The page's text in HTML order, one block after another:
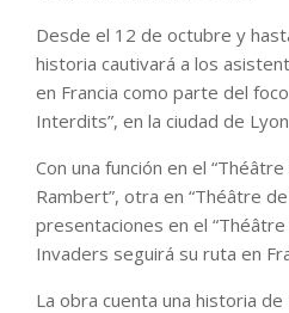
Desde el 12 de octubre y
historia cautivará a los
en Francia como parte del
Interdits”, en la ciudad de
Con una función en el
Rambert”, otra en “Théâtre
presentaciones en el “Théâtre
Invaders seguirá su ruta en
La obra cuenta una historia de